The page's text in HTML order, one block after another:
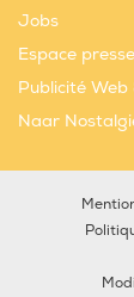
Jobs
Espace presse
Publicité Web
Naar